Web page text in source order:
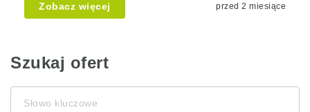
Zobacz więcej przed 2 miesiące
Szukaj ofert
Słowo
kluczowe